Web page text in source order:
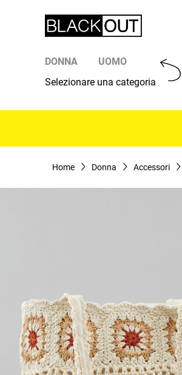
DONNA
UOMO
Selezionare una categoria
Home Donna Accessori